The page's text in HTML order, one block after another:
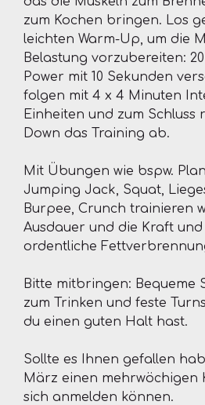
zum Kochen bringen. Los
leichten Warm-Up, um die
Belastung vorzubereiten:
Power mit 10 Sekunden
folgen mit 4 x 4 Minuten
Einheiten und zum Schluss
Down das Training ab.
Mit Übungen wie bspw.
Jumping Jack, Squat,
Burpee, Crunch trainieren
Ausdauer und die Kraft
ordentliche
Bitte mitbringen: Bequeme
zum Trinken und feste
du einen guten Halt hast.
Sollte es Ihnen gefallen
März einen mehrwöchigen
sich anmelden können.